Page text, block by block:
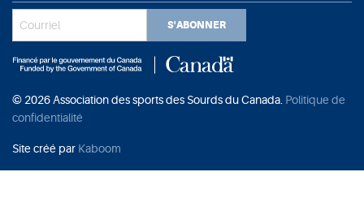
S'ABONNER
© 2026 Association des sports des Sourds du Canada. Politique de
confidentialité
Site créé par Kaboom